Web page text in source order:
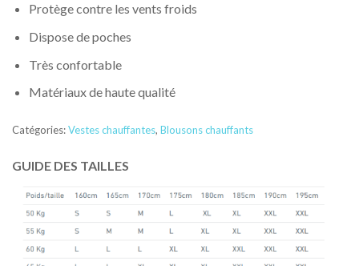
Protège contre les vents froids
Dispose de poches
Très confortable
Matériaux de haute qualité
Catégories:Vestes chauffantes, Blousons chauffants
GUIDE DES TAILLES